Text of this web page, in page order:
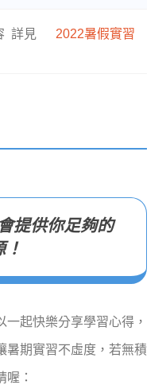
容 詳見 2022暑假實習
提供你足夠的
起快樂分享學習心得，
暑期實習不虛度，若無積
：